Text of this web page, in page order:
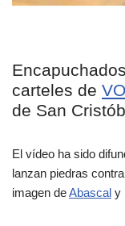
carteles de
de San
El vídeo ha sido
lanzan piedras
imagen deAbascal y